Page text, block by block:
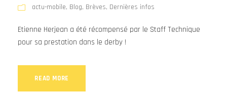
actu-mobile, Blog, Brèves, Dernières infos
Etienne Herjean a été récompensé par le Staff Technique
pour sa prestation dans le derby !
READ MORE